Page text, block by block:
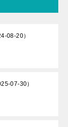
08-20）
07-30）